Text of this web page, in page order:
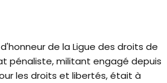
de la Ligue des droits de
pénaliste, militant engagé depuis
les droits et libertés, était à